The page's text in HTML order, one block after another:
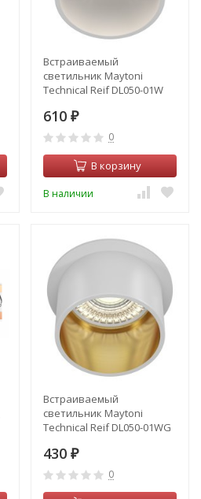
Встраиваемый
светильник Maytoni
Technical Reif DL050-01W
610 ₽
0
В корзину
В наличии
Встраиваемый
светильник Maytoni
Technical Reif DL050-01WG
430 ₽
0